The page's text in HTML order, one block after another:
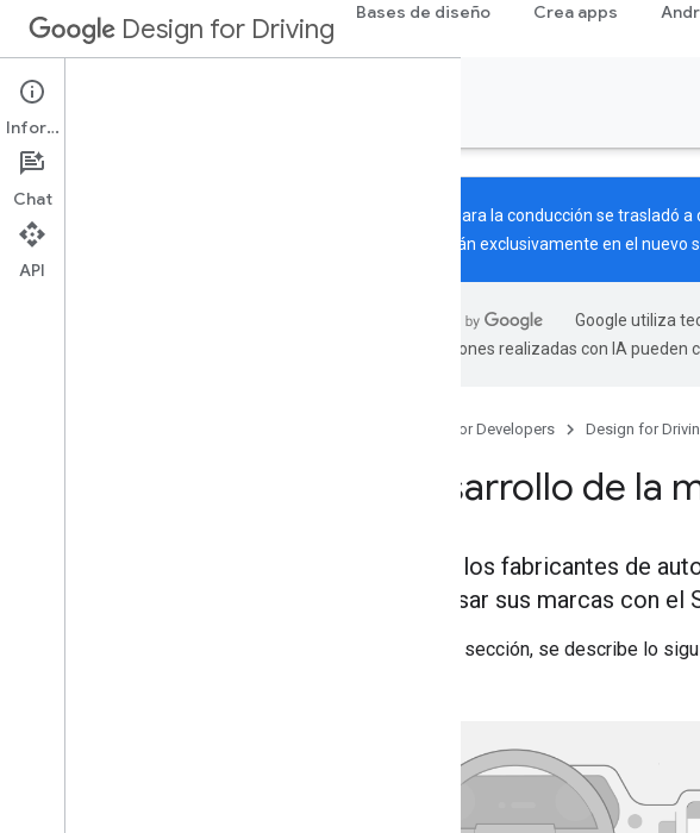
Design for Driving
Bases de diseño Crea apps
Automotive OS
Información
Diseño para la conducción se trasladó a
publicarán exclusivamente en el nuevo
Google utiliza
traducciones realizadas con IA pueden
Google for Developers Design for
Desarrollo de la
Tanto los fabricantes de
expresar sus marcas con
En esta sección, se describe lo
Información
Chat
API